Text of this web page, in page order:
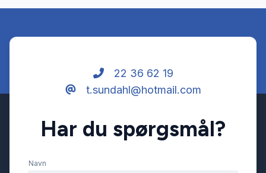
22 36 62 19
t.sundahl@hotmail.com
Har du spørgsmål?
Navn